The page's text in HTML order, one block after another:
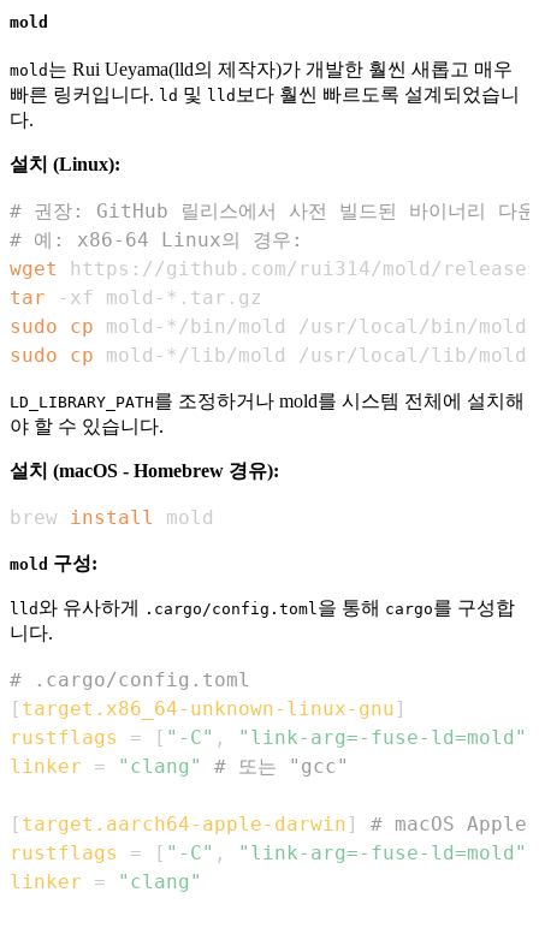
mold
mold 는 Rui Ueyama(lld의 제작자)가 개발한 훨씬 새롭고 매우
빠른 링커입니다. ld 및 lld 보다 훨씬 빠르도록 설계되었습니
다.
설치 (Linux):
# 권장: GitHub 릴리스에서 사전 빌드된 바이너리 다운
# 예: x86-64 Linux의 경우:
wget
tar
sudo
cp
sudo
cp mold-*/lib/mold /usr/local/lib/mold
LD_LIBRARY_PATH를 조정하거나 mold를 시스템 전체에 설치해
야 할 수 있습니다.
설치 (macOS - Homebrew 경유):
brew install mold
mold 구성:
lld와 유사하게 .cargo/config.toml을 통해 cargo를 구성합
니다.
# .cargo/config.toml
[ target.x86_64-unknown-linux-gnu ]
rustflags
= [ "-C" , "link-arg=-fuse-ld=mold"
linker
= "clang" # 또는 "gcc"
[ target.aarch64-apple-darwin ]
# macOS
rustflags
= [ "-C" , "link-arg=-fuse-ld=mold"
linker
= "clang"